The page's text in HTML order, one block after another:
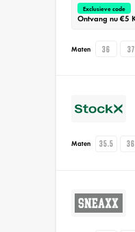
Exclusieve code
Ontvang nu €5
Maten 36 37
Maten 35.5 36